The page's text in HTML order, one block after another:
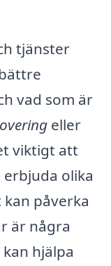
tjänster
vad som är
eller
viktigt att
olika
påverka
är några
hjälpa